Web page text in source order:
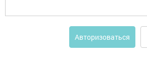
Авторизоваться